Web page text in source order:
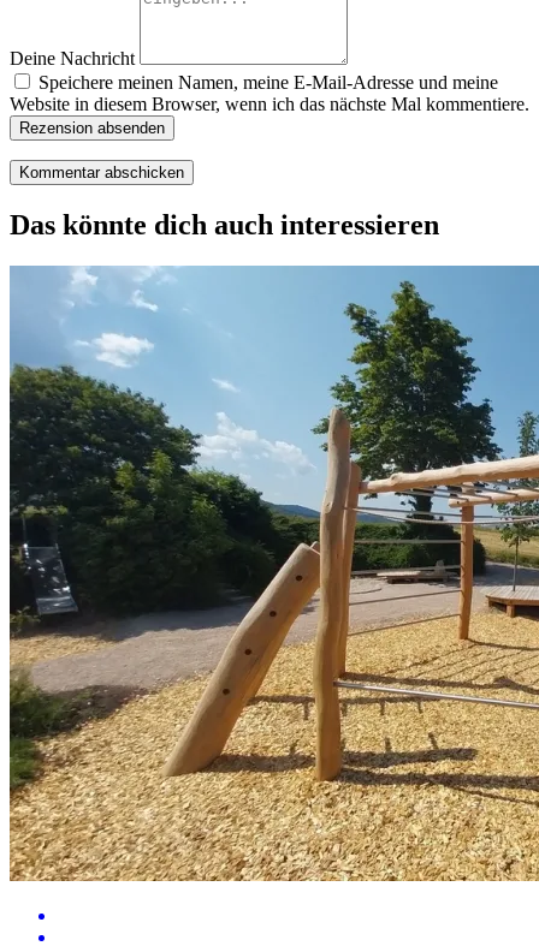
Deine Nachricht
Speichere meinen Namen, meine E-Mail-Adresse und meine
Website in diesem Browser, wenn ich das nächste Mal kommentiere.
Rezension absenden
Das könnte dich auch interessieren